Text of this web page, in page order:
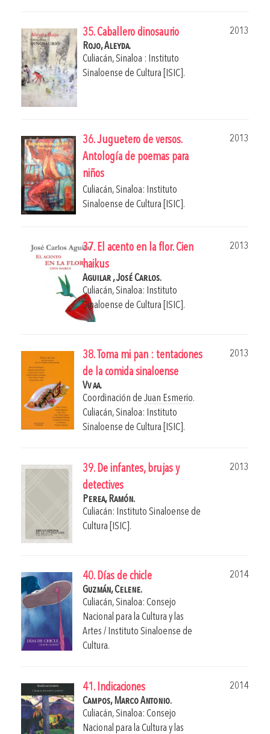
35. Caballero dinosaurio
2013
Rojo, Aleyda.
Culiacán, Sinaloa : Instituto
Sinaloense de Cultura [ISIC].
36. Juguetero de versos.
Antología de poemas para
niños
2013
Culiacán, Sinaloa: Instituto
Sinaloense de Cultura [ISIC].
37. El acento en la flor. Cien
haikus
2013
Aguilar , José Carlos.
Culiacán, Sinaloa: Instituto
Sinaloense de Cultura [ISIC].
38. Toma mi pan : tentaciones
de la comida sinaloense
2013
Vv aa.
Coordinación de Juan Esmerio.
Culiacán, Sinaloa: Instituto
Sinaloense de Cultura [ISIC].
39. De infantes, brujas y
detectives
2013
Perea, Ramón.
Culiacán: Instituto Sinaloense de
Cultura [ISIC].
40. Días de chicle
2014
Guzmán, Celene.
Culiacán, Sinaloa: Consejo
Nacional para la Cultura y las
Artes / Instituto Sinaloense de
Cultura.
41. Indicaciones
2014
Campos, Marco Antonio.
Culiacán, Sinaloa: Consejo
Nacional para la Cultura y las